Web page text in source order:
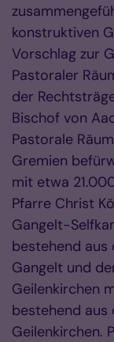
konstruktiven
Vorschlag zur
Pastoraler
der
Bischof von
Pastorale
Gremien
mit etwa
Pfarre Christ
Gangelt-
bestehend aus
Gangelt und
Geilenkirchen
bestehend aus
Geilenkirchen.